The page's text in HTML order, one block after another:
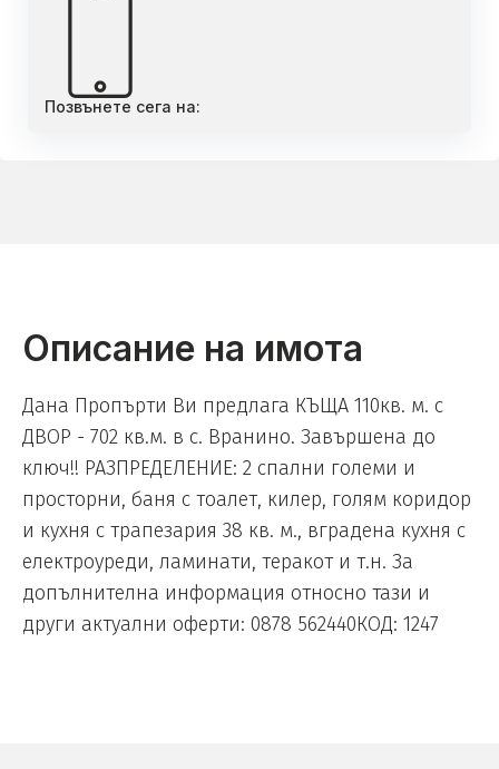
Позвънете сега на:
Описание на имота
Дана Пропърти Ви предлага КЪЩА 110кв. м. с
ДВОР - 702 кв.м. в с. Вранино. Завършена до
ключ!! РАЗПРЕДЕЛЕНИЕ: 2 спални големи и
просторни, баня с тоалет, килер, голям коридор
и кухня с трапезария 38 кв. м., вградена кухня с
електроуреди, ламинати, теракот и т.н. За
допълнителна информация относно тази и
други актуални оферти: 0878 562440КОД: 1247